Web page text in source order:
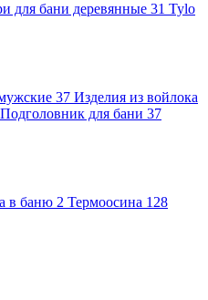
для бани деревянные 31 Tylo
37 Изделия из войлока
Подголовник для бани 37
в баню 2 Термоосина 128